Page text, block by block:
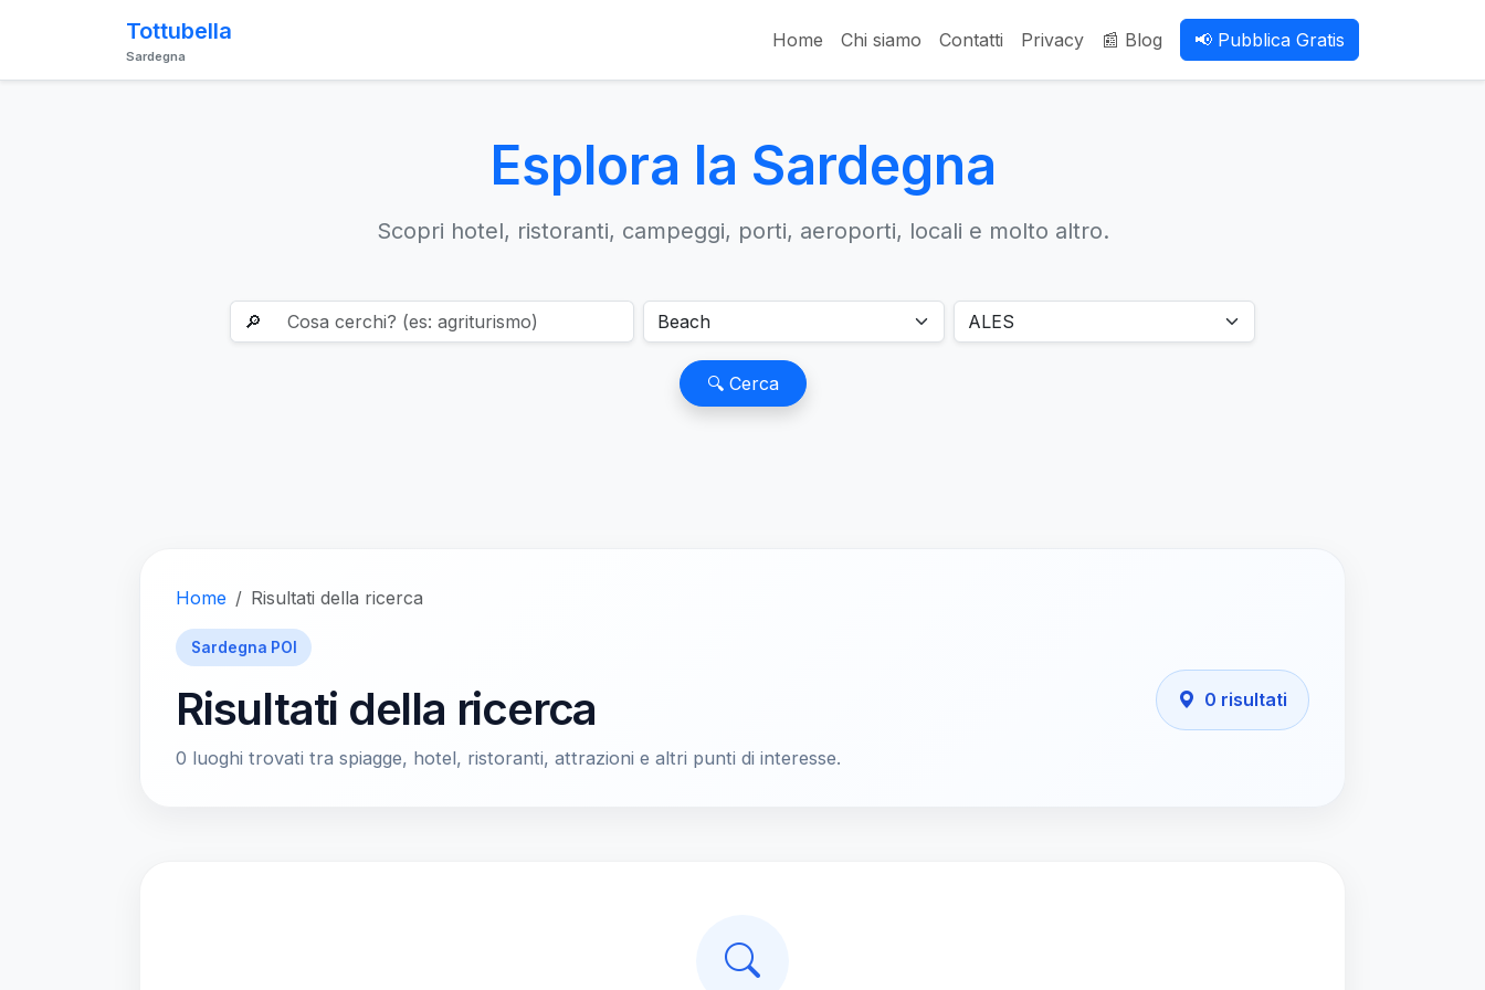
Tottubella
Sardegna
Home Chi siamo Contatti Privacy 📰 Blog 📢 Pubblica Gratis
Esplora la Sardegna
Scopri hotel, ristoranti, campeggi, porti, aeroporti, locali e molto altro.
🔎
🔍 Cerca
Home Risultati della ricerca
Sardegna POI
Risultati della ricerca
0 luoghi trovati tra spiagge, hotel, ristoranti, attrazioni e altri punti di interesse.
0 risultati